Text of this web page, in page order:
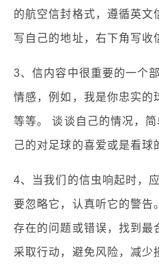
的航空信封格式，遵循英文
写自己的地址，右下角写收
3、信内容中很重要的一个
情感，例如，我是你忠实的
等等。 谈谈自己的情况，
己的对足球的喜爱或是看球
4、当我们的信虫响起时，
要忽略它，认真听它的警告
存在的问题或错误，找到最
采取行动，避免风险，减少